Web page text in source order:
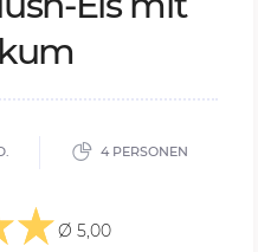
4 PERSONEN
Ø 5,00